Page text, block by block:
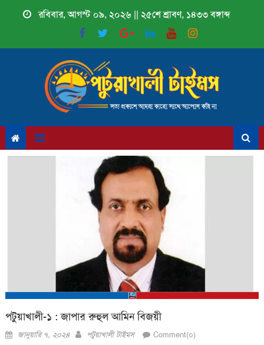
রবিবার, আগস্ট ০৯, ২০২৬ || ২৫শে শ্রাবণ, ১৪৩৩ বঙ্গাব্দ
পটুয়াখালী-১ : জাপার রুহুল আমিন বিজয়ী
Posted
জানুয়ারি ৭, ২০২৪ Author
পটুয়াখালী টাইমস Comment(০)